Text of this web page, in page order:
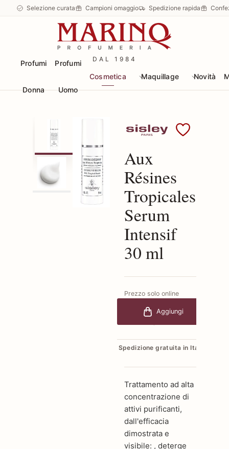
Selezione curata Campioni omaggio Spedizione rapida
DAL 1984
Profumi
Donna
Profumi
Uomo
Cosmetica Maquillage Novità
Scopri i prodotti Sisley
Aux
Résines
Tropicales
Serum
Intensif
30 ml
Prezzo solo online
€135,20
Aggiungi
Spedizione gratuita in Italia
Trattamento ad alta
concentrazione di
attivi purificanti,
dall'efficacia
dimostrata e
visibile: , deterge